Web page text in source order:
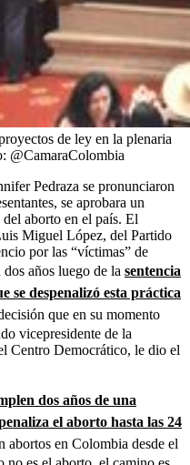
de ley en la plenaria
@CamaraColombia
Pedraza se pronunciaron
se aprobara un
aborto en el país. El
Miguel López, del Partido
por las “víctimas” de
años luego de la sentencia
se despenalizó esta práctica
que en su momento
vicepresidente de la
Centro Democrático, le dio el
dos años de una
el aborto hasta las 24
abortos en Colombia desde el